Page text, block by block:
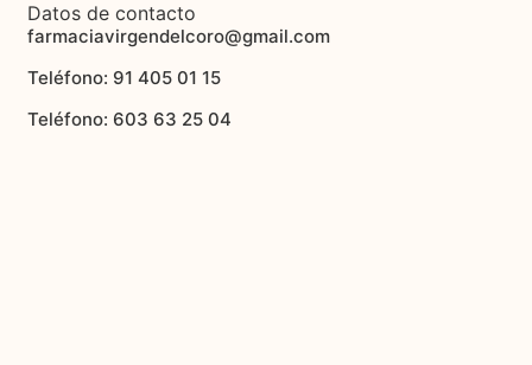
Datos de contacto
farmaciavirgendelcoro@gmail.com
Teléfono: 91 405 01 15
Teléfono: 603 63 25 04